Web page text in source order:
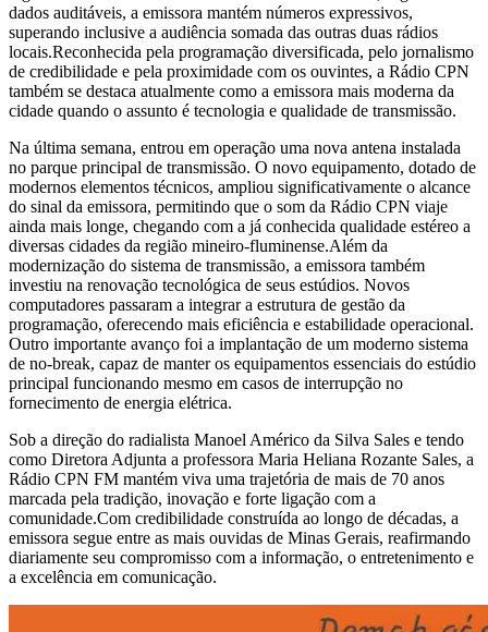
dados auditáveis, a emissora mantém números expressivos,
superando inclusive a audiência somada das outras duas rádios
locais.Reconhecida pela programação diversificada, pelo jornalismo
de credibilidade e pela proximidade com os ouvintes, a Rádio CPN
também se destaca atualmente como a emissora mais moderna da
cidade quando o assunto é tecnologia e qualidade de transmissão.
Na última semana, entrou em operação uma nova antena instalada
no parque principal de transmissão. O novo equipamento, dotado de
modernos elementos técnicos, ampliou significativamente o alcance
do sinal da emissora, permitindo que o som da Rádio CPN viaje
ainda mais longe, chegando com a já conhecida qualidade estéreo a
diversas cidades da região mineiro-fluminense.Além da
modernização do sistema de transmissão, a emissora também
investiu na renovação tecnológica de seus estúdios. Novos
computadores passaram a integrar a estrutura de gestão da
programação, oferecendo mais eficiência e estabilidade operacional.
Outro importante avanço foi a implantação de um moderno sistema
de no-break, capaz de manter os equipamentos essenciais do estúdio
principal funcionando mesmo em casos de interrupção no
fornecimento de energia elétrica.
Sob a direção do radialista Manoel Américo da Silva Sales e tendo
como Diretora Adjunta a professora Maria Heliana Rozante Sales, a
Rádio CPN FM mantém viva uma trajetória de mais de 70 anos
marcada pela tradição, inovação e forte ligação com a
comunidade.Com credibilidade construída ao longo de décadas, a
emissora segue entre as mais ouvidas de Minas Gerais, reafirmando
diariamente seu compromisso com a informação, o entretenimento e
a excelência em comunicação.